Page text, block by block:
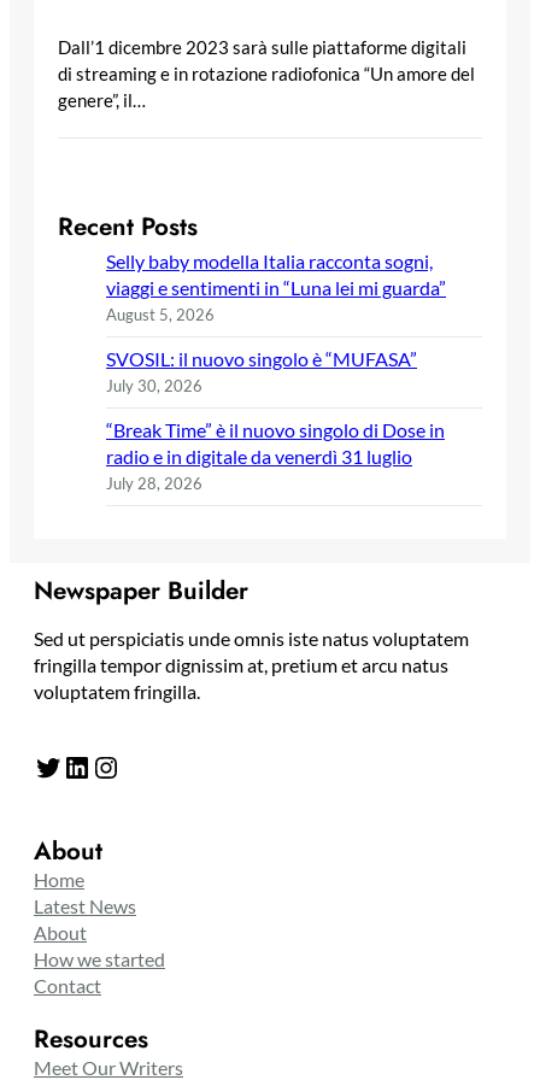
Dall’1 dicembre 2023 sarà sulle piattaforme digitali
di streaming e in rotazione radiofonica “Un amore del
genere”, il…
Recent Posts
Selly baby modella Italia racconta sogni,
viaggi e sentimenti in “Luna lei mi guarda”
August 5, 2026
SVOSIL: il nuovo singolo è “MUFASA”
July 30, 2026
“Break Time” è il nuovo singolo di Dose in
radio e in digitale da venerdì 31 luglio
July 28, 2026
Newspaper Builder
Sed ut perspiciatis unde omnis iste natus voluptatem
fringilla tempor dignissim at, pretium et arcu natus
voluptatem fringilla.
Twitter LinkedIn Instagram
About
Home
Latest News
About
How we started
Contact
Resources
Meet Our Writers